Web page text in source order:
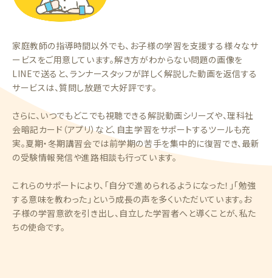
家庭教師の指導時間以外でも、お子様の学習を支援する様々なサ
ービスをご用意しています。解き方がわからない問題の画像を
LINEで送ると、ランナースタッフが詳しく解説した動画を返信する
サービスは、質問し放題で大好評です。
さらに、いつでもどこでも視聴できる解説動画シリーズや、理科社
会暗記カード（アプリ）など、自主学習をサポートするツールも充
実。夏期・冬期講習会では前学期の苦手を集中的に復習でき、最新
の受験情報発信や進路相談も行っています。
これらのサポートにより、「自分で進められるようになった！」「勉強
する意味を教わった」という成長の声を多くいただいています。お
子様の学習意欲を引き出し、自立した学習者へと導くことが、私た
ちの使命です。